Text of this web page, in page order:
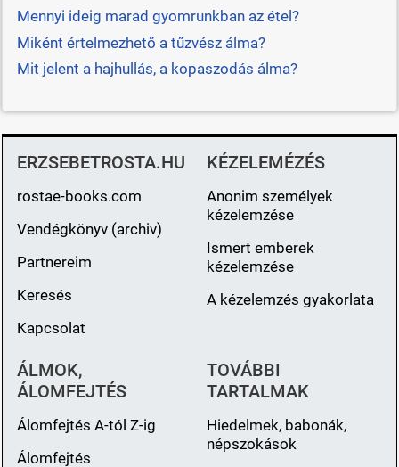
Mennyi ideig marad gyomrunkban az étel?
Miként értelmezhető a tűzvész álma?
Mit jelent a hajhullás, a kopaszodás álma?
ERZSEBETROSTA.HU
rostae-books.com
Vendégkönyv (archiv)
Partnereim
Keresés
Kapcsolat
KÉZELEMÉZÉS
Anonim személyek
kézelemzése
Ismert emberek
kézelemzése
A kézelemzés gyakorlata
ÁLMOK,
ÁLOMFEJTÉS
Álomfejtés A-tól Z-ig
Álomfejtés
TOVÁBBI
TARTALMAK
Hiedelmek, babonák,
népszokások